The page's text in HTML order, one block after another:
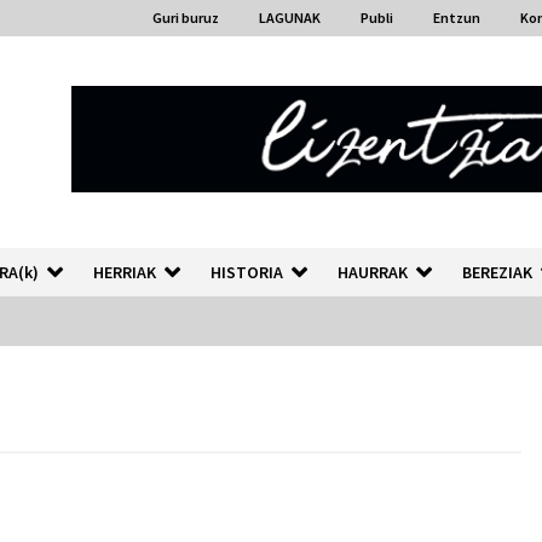
Guri buruz LAGUNAK Publi Entzun
HERRIAK HISTORIA HAURRAK BEREZIAK